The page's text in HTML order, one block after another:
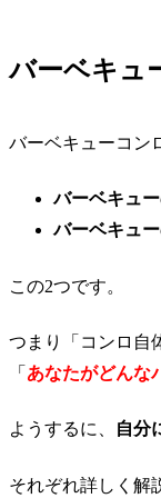
バーベキュ
バーベキューコン
バーベキュ
バーベキュ
この2つです。
つまり「コンロ自
「 あなたがどんな
ようするに、 自分
それぞれ詳しく解